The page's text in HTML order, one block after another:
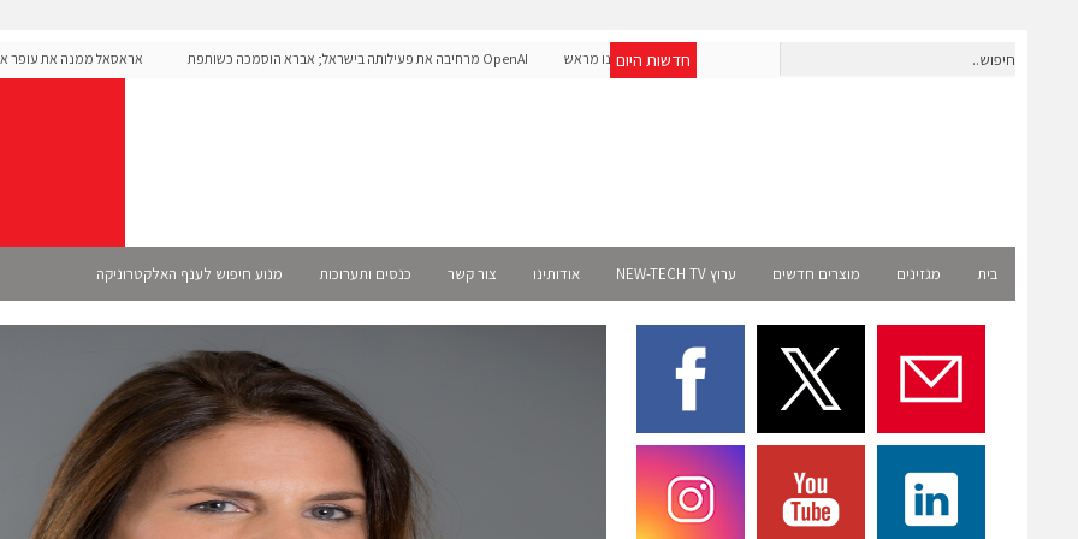
חדשות היום
חברת IAIG גייסה 6 מיליון דולר להקמת חברות תוכנה שנבנו מראש
OpenAI מרחיבה את פעילותה בישראל; אברא הוסמכה כשותפת
אראסאל ממנה את עופר
בית מגזינים מוצרים חדשים ערוץ NEW-TECH TV אודותינו צור קשר כנסים ותערוכות מנוע חיפוש לענף האלקטרוניקה